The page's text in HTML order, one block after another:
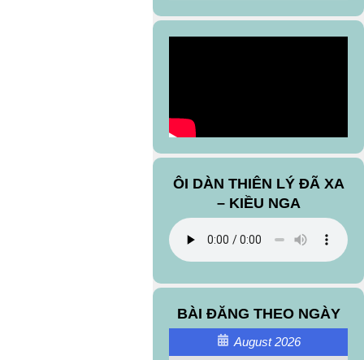
ÔI DÀN THIÊN LÝ ĐÃ XA
– KIỀU NGA
BÀI ĐĂNG THEO NGÀY
August 2026